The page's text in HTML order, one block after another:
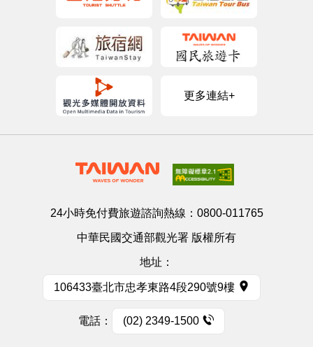
更多連結+
24小時免付費旅遊諮詢熱線： 0800-011765
中華民國交通部觀光署 版權所有
地址：
106433臺北市忠孝東路4段290號9樓
電話： (02) 2349-1500